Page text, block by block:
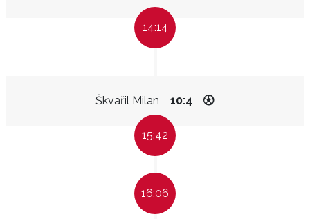
14:14
Škvařil Milan 10:4
15:42
16:06